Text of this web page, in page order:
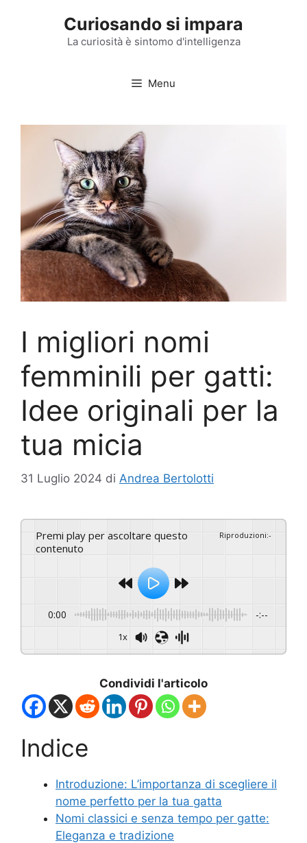
Curiosando si impara
La curiosità è sintomo d'intelligenza
Menu
I migliori nomi
femminili per gatti:
Idee originali per la
tua micia
31 Luglio 2024 di Andrea Bertolotti
Premi play per ascoltare questo
contenuto
Riproduzioni:-
0:00 -:--
1x
Condividi l'articolo
Indice
Introduzione: L’importanza di scegliere il
nome perfetto per la tua gatta
Nomi classici e senza tempo per gatte:
Eleganza e tradizione